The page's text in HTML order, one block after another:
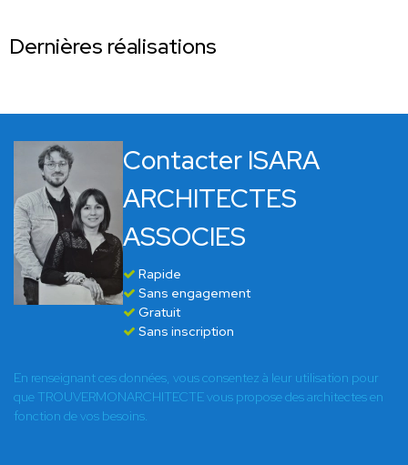
Dernières réalisations
Contacter ISARA
ARCHITECTES
ASSOCIES
Rapide
Sans engagement
Gratuit
Sans inscription
En renseignant ces données, vous consentez à leur utilisation pour
que TROUVERMONARCHITECTE vous propose des architectes en
fonction de vos besoins.